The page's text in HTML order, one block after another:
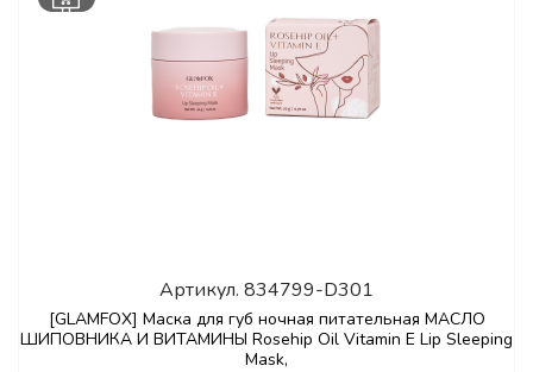
Артикул. 834799-D301
[GLAMFOX] Маска для губ ночная питательная МАСЛО
ШИПОВНИКА И ВИТАМИНЫ Rosehip Oil Vitamin E Lip Sleeping
Mask,